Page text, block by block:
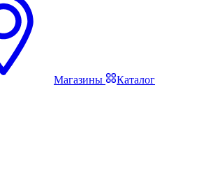
Магазины Каталог